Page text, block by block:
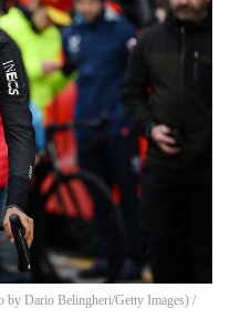
by Dario Belingheri/Getty Images) /